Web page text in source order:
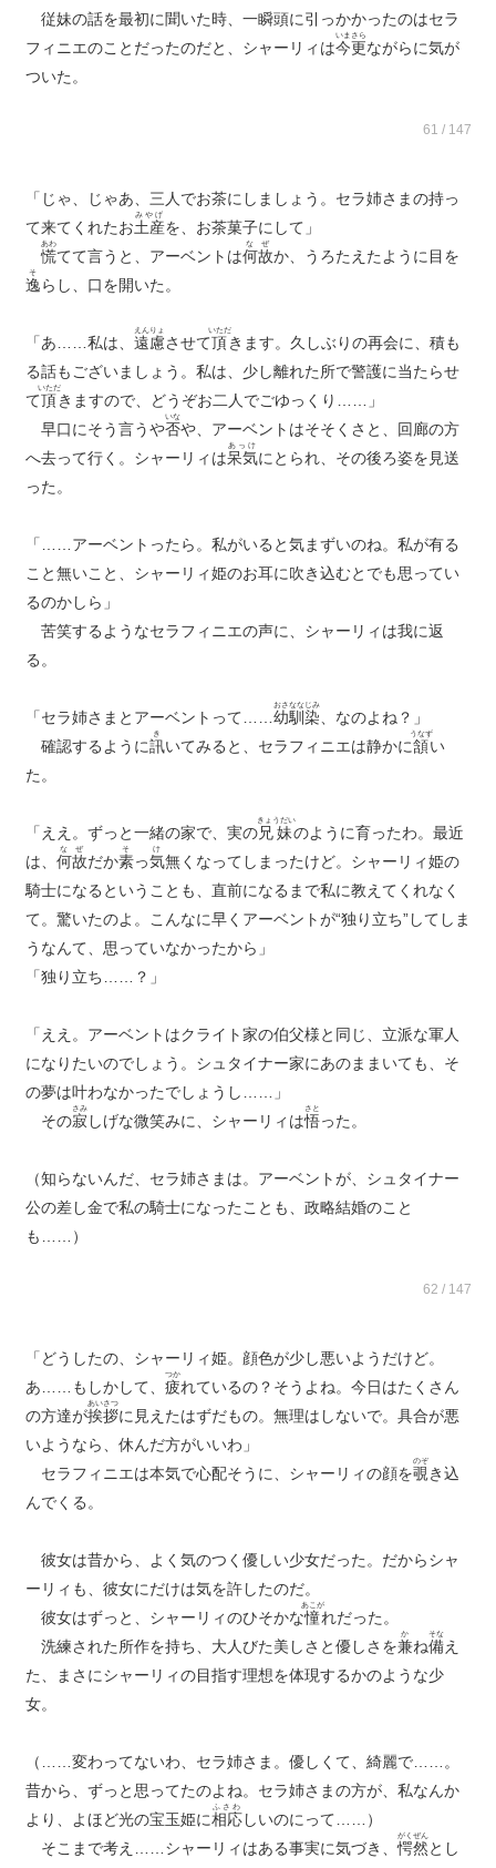
従妹の話を最初に聞いた時、一瞬頭に引っかかったのはセラ
フィニエのことだったのだと、シャーリィは今更
いまさら
ながらに気が
ついた。
61 / 147
「じゃ、じゃあ、三人でお茶にしましょう。セラ姉さまの持っ
て来てくれたお土産
みやげ
を、お茶菓子にして」
慌
あわ
てて言うと、アーベントは何故
なぜ
か、うろたえたように目を
逸
そ
らし、口を開いた。
「あ……私は、 遠慮
えんりょ
させて頂
いただ
きます。久しぶりの再会に、積も
る話もございましょう。私は、少し離れた所で警護に当たらせ
て頂
いただ
きますので、どうぞお二人でごゆっくり……」
早口にそう言うや否
いな
や、アーベントはそそくさと、回廊の方
へ去って行く。シャーリィは呆気
あっけ
にとられ、その後ろ姿を見送
った。
「……アーベントったら。私がいると気まずいのね。私が有る
こと無いこと、シャーリィ姫のお耳に吹き込むとでも思ってい
るのかしら」
苦笑するようなセラフィニエの声に、シャーリィは我に返
る。
「セラ姉さまとアーベントって…… 幼馴染
おさななじみ
、なのよね？」
確認するように訊
き
いてみると、セラフィニエは静かに頷
うなず
い
た。
「ええ。ずっと一緒の家で、実の 兄妹
きょうだい
のように育ったわ。最近
は、 何故
なぜ
だか素
そ
っ気
け
無くなってしまったけど。シャーリィ姫の
騎士になるということも、直前になるまで私に教えてくれなく
て。驚いたのよ。こんなに早くアーベントが“独り立ち”してしま
うなんて、思っていなかったから」
「独り立ち……？」
「ええ。アーベントはクライト家の伯父様と同じ、立派な軍人
になりたいのでしょう。シュタイナー家にあのままいても、そ
の夢は叶わなかったでしょうし……」
その寂
さみ
しげな微笑みに、シャーリィは悟
さと
った。
（知らないんだ、セラ姉さまは。アーベントが、シュタイナー
公の差し金で私の騎士になったことも、政略結婚のこと
も……）
62 / 147
「どうしたの、シャーリィ姫。顔色が少し悪いようだけど。
あ……もしかして、 疲
つか
れているの？そうよね。今日はたくさん
の方達が挨拶
あいさつ
に見えたはずだもの。無理はしないで。具合が悪
いようなら、休んだ方がいいわ」
セラフィニエは本気で心配そうに、シャーリィの顔を覗
のぞ
き込
んでくる。
彼女は昔から、よく気のつく優しい少女だった。だからシャ
ーリィも、彼女にだけは気を許したのだ。
彼女はずっと、シャーリィのひそかな憧
あこが
れだった。
洗練された所作を持ち、大人びた美しさと優しさを兼
か
ね備
そな
え
た、まさにシャーリィの目指す理想を体現するかのような少
女。
（……変わってないわ、セラ姉さま。優しくて、綺麗で……。
昔から、ずっと思ってたのよね。セラ姉さまの方が、私なんか
より、よほど光の宝玉姫に相応
ふさわ
しいのにって……）
そこまで考え……シャーリィはある事実に気づき、愕然
がくぜん
とし